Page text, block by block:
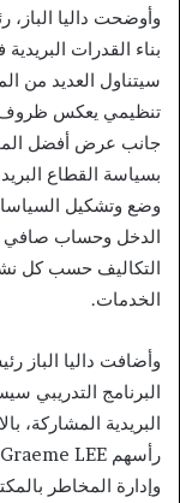
وأوضحت داليا
بناء القدرات
سيتناول العديد من
تنظيمي يعكس ظروف
جانب عرض أفضل
بسياسة القطاع
وضع وتشكيل
الدخل وحساب صافي
التكاليف حسب كل
الخدمات.
وأضافت داليا الباز
البرنامج التدريبي
البريدية المشاركة،
وإدارة المخاطر